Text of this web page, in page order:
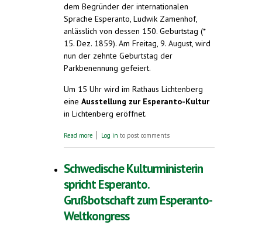
dem Begründer der internationalen
Sprache Esperanto, Ludwik Zamenhof,
anlässlich von dessen 150. Geburtstag (*
15. Dez. 1859). Am Freitag, 9. August, wird
nun der zehnte Geburtstag der
Parkbenennung gefeiert.
Um 15 Uhr wird im Rathaus Lichtenberg
eine Ausstellung zur Esperanto-Kultur
in Lichtenberg eröffnet.
Read more about Zamenhofpark in Berlin-Lichtenberg
Log in to post comments
Schwedische Kulturministerin
spricht Esperanto.
Grußbotschaft zum Esperanto-
Weltkongress